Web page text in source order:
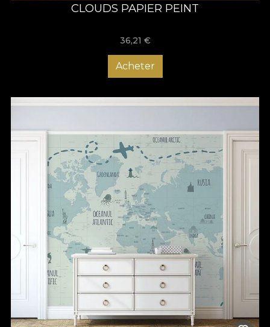
CLOUDS PAPIER PEINT
36,21 €
Acheter